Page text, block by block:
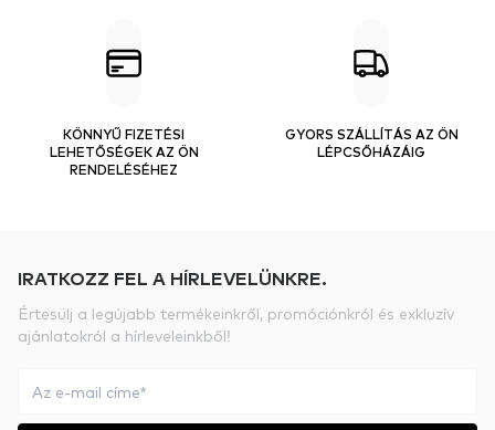
KÖNNYŰ FIZETÉSI
LEHETŐSÉGEK AZ ÖN
RENDELÉSÉHEZ
GYORS SZÁLLÍTÁS AZ ÖN
LÉPCSŐHÁZÁIG
IRATKOZZ FEL A HÍRLEVELÜNKRE.
Értesülj a legújabb termékeinkről, promóciónkról és exkluzív
ajánlatokról a hírleveleinkből!